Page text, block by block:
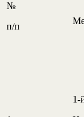
№
п/п
1-